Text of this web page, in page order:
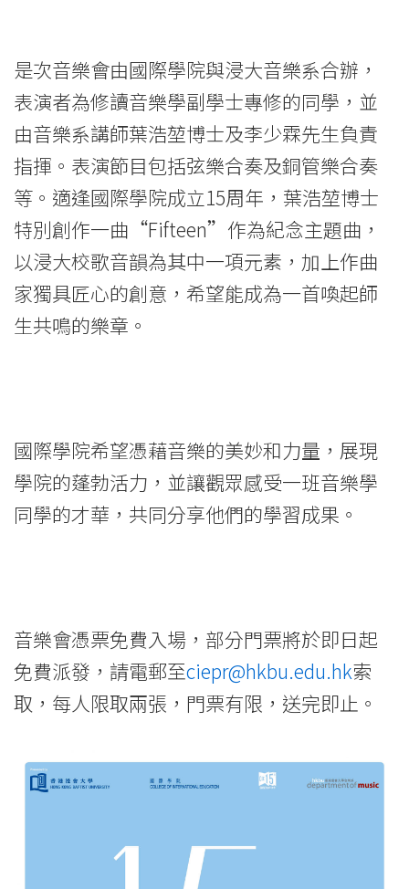
學
院
消
息
國
院
香
會
大
學
是次音樂會由國際學院與浸大音樂系合辦，
表演者為修讀音樂學副學士專修的同學，並
由音樂系講師葉浩堃博士及李少霖先生負責
指揮。表演節目包括弦樂合奏及銅管樂合奏
等。適逢國際學院成立15周年，葉浩堃博士
特別創作一曲“Fifteen”作為紀念主題曲，
以浸大校歌音韻為其中一項元素，加上作曲
家獨具匠心的創意，希望能成為一首喚起師
生共鳴的樂章。
國際學院希望憑藉音樂的美妙和力量，展現
學院的蓬勃活力，並讓觀眾感受一班音樂學
同學的才華，共同分享他們的學習成果。
音樂會憑票免費入場，部分門票將於即日起
免費派發，請電郵至ciepr@hkbu.edu.hk索
取，每人限取兩張，門票有限，送完即止。